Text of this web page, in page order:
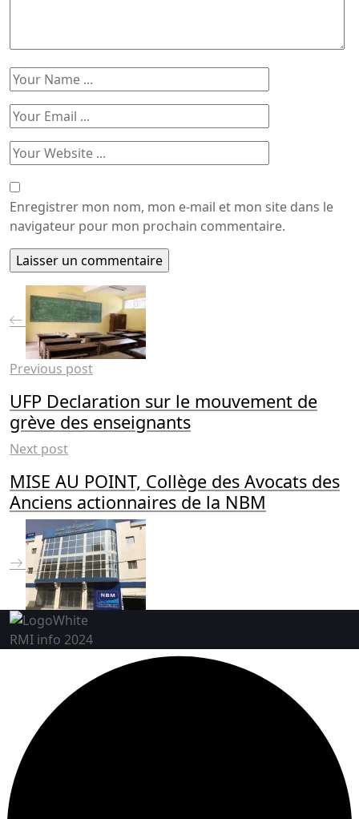
Enregistrer mon nom, mon e-mail et mon site dans le
navigateur pour mon prochain commentaire.
Previous post
UFP Declaration sur le mouvement de
grève des enseignants
Next post
MISE AU POINT, Collège des Avocats des
Anciens actionnaires de la NBM
RMI info 2024